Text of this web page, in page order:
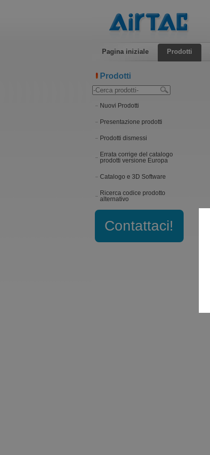
Pagina iniziale Prodotti
Prodotti
Nuovi Prodotti
Presentazione prodotti
Prodotti dismessi
Errata corrige del catalogo
prodotti versione Europa
Catalogo e 3D Software
Ricerca codice prodotto
alternativo
Contattaci!